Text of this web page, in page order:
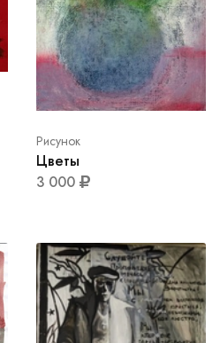
Рисунок
Цветы
3 000